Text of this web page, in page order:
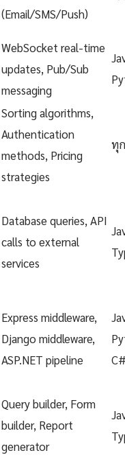
(Email/SMS/Push)
WebSocket real-time
updates, Pub/Sub
messaging
Sorting algorithms,
Authentication
methods, Pricing
strategies
ทุ
Database queries, API
calls to external
services
Express middleware,
Django middleware,
ASP.NET pipeline
Query builder, Form
builder, Report
generator